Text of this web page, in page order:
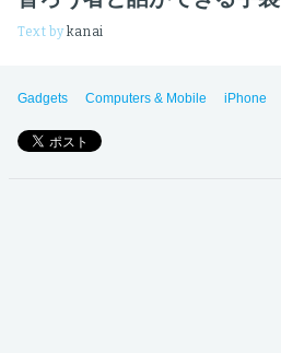
Text bykanai
Gadgets Computers & Mobile iPhone